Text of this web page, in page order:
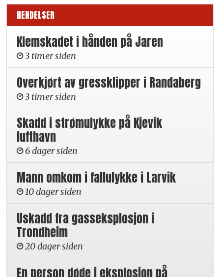
HENDELSER
Klemskadet i hånden på Jaren
3 timer siden
Overkjørt av gressklipper i Randaberg
3 timer siden
Skadd i strømulykke på Kjevik
lufthavn
6 dager siden
Mann omkom i fallulykke i Larvik
10 dager siden
Uskadd fra gasseksplosjon i
Trondheim
20 dager siden
En person døde i eksplosjon på